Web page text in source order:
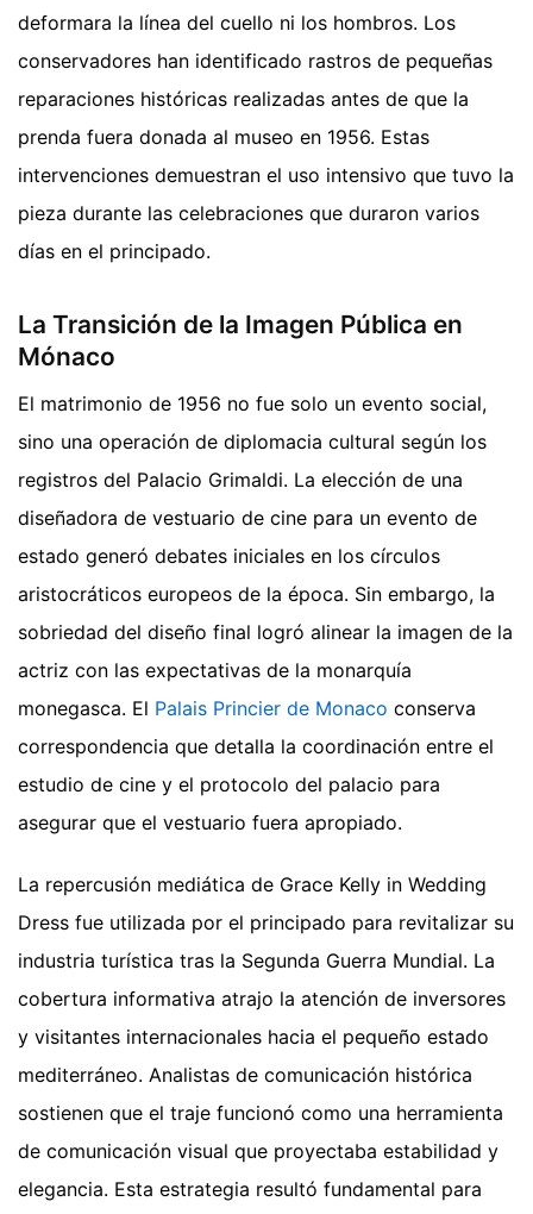
deformara la línea del cuello ni los hombros. Los
conservadores han identificado rastros de pequeñas
reparaciones históricas realizadas antes de que la
prenda fuera donada al museo en 1956. Estas
intervenciones demuestran el uso intensivo que tuvo la
pieza durante las celebraciones que duraron varios
días en el principado.
La Transición de la Imagen Pública en
Mónaco
El matrimonio de 1956 no fue solo un evento social,
sino una operación de diplomacia cultural según los
registros del Palacio Grimaldi. La elección de una
diseñadora de vestuario de cine para un evento de
estado generó debates iniciales en los círculos
aristocráticos europeos de la época. Sin embargo, la
sobriedad del diseño final logró alinear la imagen de la
actriz con las expectativas de la monarquía
monegasca. El Palais Princier de Monaco conserva
correspondencia que detalla la coordinación entre el
estudio de cine y el protocolo del palacio para
asegurar que el vestuario fuera apropiado.
La repercusión mediática de Grace Kelly in Wedding
Dress fue utilizada por el principado para revitalizar su
industria turística tras la Segunda Guerra Mundial. La
cobertura informativa atrajo la atención de inversores
y visitantes internacionales hacia el pequeño estado
mediterráneo. Analistas de comunicación histórica
sostienen que el traje funcionó como una herramienta
de comunicación visual que proyectaba estabilidad y
elegancia. Esta estrategia resultó fundamental para